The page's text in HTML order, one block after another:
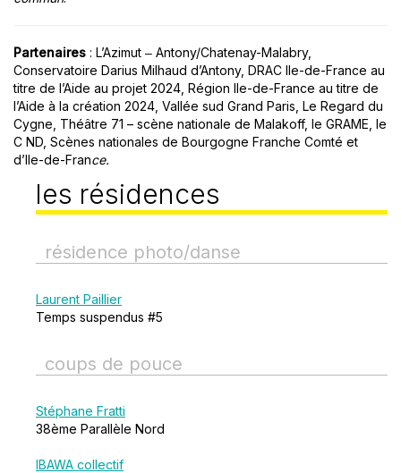
Partenaires : L’Azimut ‒ Antony/Chatenay-Malabry,
Conservatoire Darius Milhaud dʼAntony, DRAC Ile-de-France au
titre de lʼAide au projet 2024, Région Ile-de-France au titre de
l’Aide à la création 2024, Vallée sud Grand Paris, Le Regard du
Cygne, Théâtre 71 – scène nationale de Malakoff, le GRAME, le
C ND, Scènes nationales de Bourgogne Franche Comté et
d’Ile-de-France.
les résidences
résidence photo/danse
Laurent Paillier
Temps suspendus #5
coups de pouce
Stéphane Fratti
38ème Parallèle Nord
IBAWA collectif